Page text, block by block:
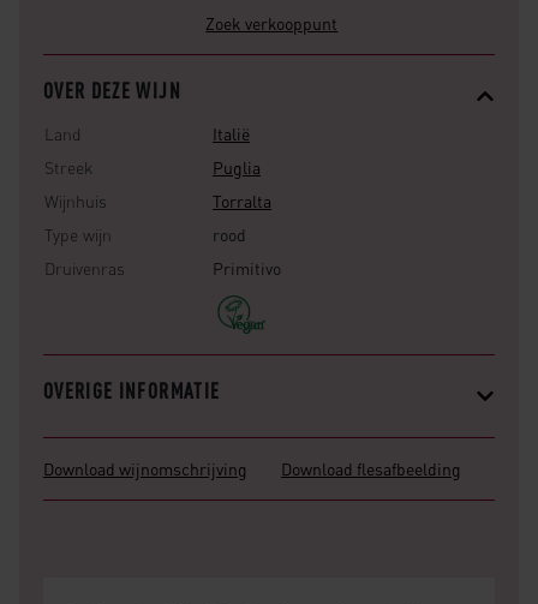
Zoek verkooppunt
OVER DEZE WIJN
Land
Italië
Streek
Puglia
Wijnhuis
Torralta
Type wijn
rood
Druivenras
Primitivo
OVERIGE INFORMATIE
Download wijnomschrijving Download flesafbeelding